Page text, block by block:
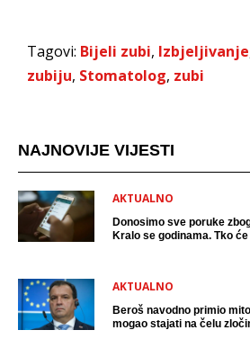
Tagovi: Bijeli zubi, Izbjeljivanje
zubiju, Stomatolog, zubi
NAJNOVIJE VIJESTI
AKTUALNO
Donosimo sve poruke
Kralo se godinama. Tko
AKTUALNO
Beroš navodno primio
mogao stajati na čelu